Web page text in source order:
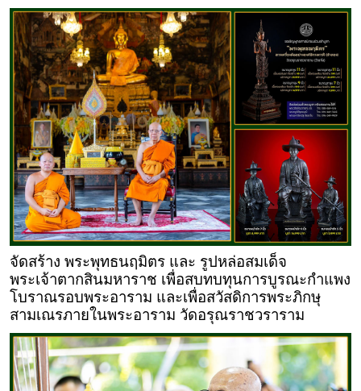
จัดสร้าง พระพุทธนฤมิตร และ รูปหล่อสมเด็จ
พระเจ้าตากสินมหาราช เพื่อสบทบทุนการบูรณะกำแพง
โบราณรอบพระอาราม และเพื่อสวัสดิการพระภิกษุ
สามเณรภายในพระอาราม วัดอรุณราชวราราม